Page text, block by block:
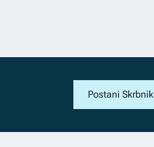
Postani Skrbnik